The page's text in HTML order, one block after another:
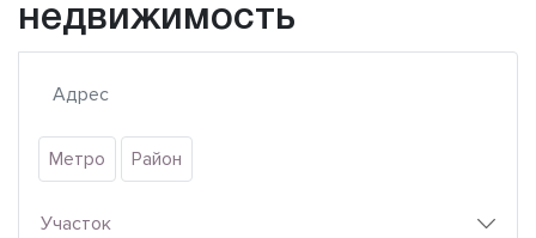
недвижимость
Метро Район
Участок